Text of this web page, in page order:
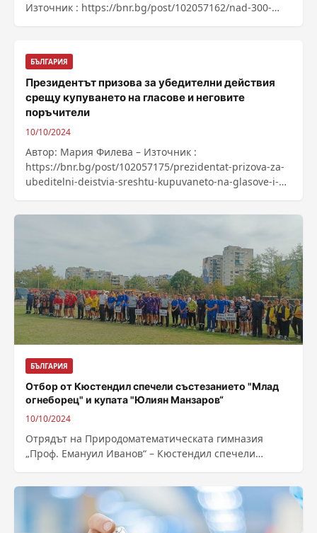
Източник : https://bnr.bg/post/102057162/nad-300-
БЪЛГАРИЯ
Президентът призова за убедителни действия
срещу купуването на гласове и неговите
поръчители
10/10/2024
Автор: Мария Филева – Източник :
https://bnr.bg/post/102057175/prezidentat-prizova-za-
ubeditelni-deistvia-sreshtu-kupuvaneto-na-glasove-i-
БЪЛГАРИЯ
Отбор от Кюстендил спечели състезанието "Млад
огнеборец" и купата "Юлиян Манзаров“
10/10/2024
Отрядът на Природоматематическата гимназия
„Проф. Емануил Иванов“ – Кюстендил спечели